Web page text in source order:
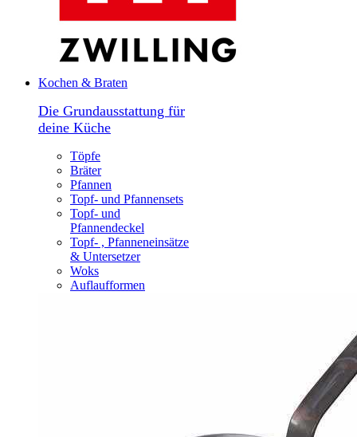
Kochen & Braten
Die Grundausstattung für
deine Küche
Töpfe
Bräter
Pfannen
Topf- und Pfannensets
Topf- und
Pfannendeckel
Topf- , Pfanneneinsätze
& Untersetzer
Woks
Auflaufformen